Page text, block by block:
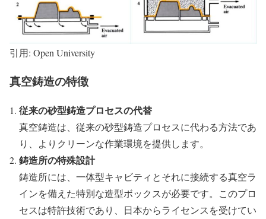
引用: Open University
真空鋳造の特徴
従来の砂型鋳造プロセスの代替
真空鋳造は、従来の砂型鋳造プロセスに代わる方法であ
り、よりクリーンな作業環境を提供します。
鋳造所の特殊設計
鋳造所には、一体型キャビティとそれに接続する真空ラ
インを備えた特別な造型ボックスが必要です。このプロ
セスは特許技術であり、日本からライセンスを受けてい